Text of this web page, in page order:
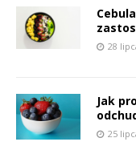
28
Jak
25